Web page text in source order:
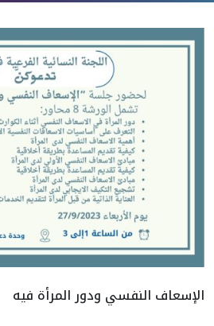
الإسعاف النفسي ودور المرأة فيه